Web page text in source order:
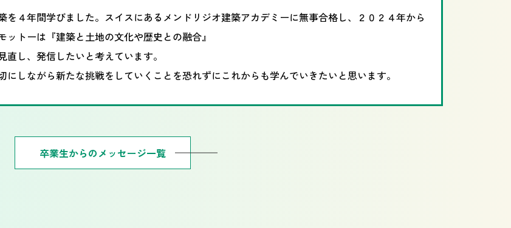
を４年間学びました。スイスにあるメンドリジオ建築アカデミーに無事合格し、２０２４年から
トーは『建築と土地の文化や歴史との融合』
し、発信したいと考えています。
しながら新たな挑戦をしていくことを恐れずにこれからも学んでいきたいと思います。
卒業生からのメッセージ一覧